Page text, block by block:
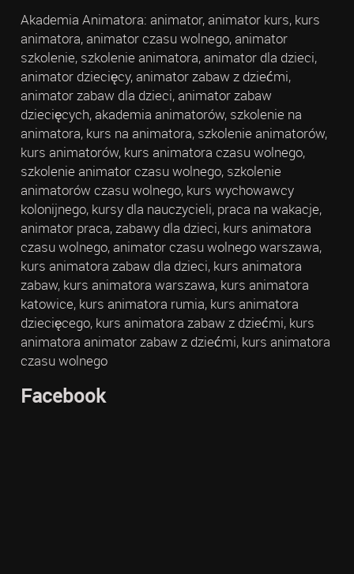
Akademia Animatora: animator, animator kurs, kurs
animatora, animator czasu wolnego, animator
szkolenie, szkolenie animatora, animator dla dzieci,
animator dziecięcy, animator zabaw z dziećmi,
animator zabaw dla dzieci, animator zabaw
dziecięcych, akademia animatorów, szkolenie na
animatora, kurs na animatora, szkolenie animatorów,
kurs animatorów, kurs animatora czasu wolnego,
szkolenie animator czasu wolnego, szkolenie
animatorów czasu wolnego, kurs wychowawcy
kolonijnego, kursy dla nauczycieli, praca na wakacje,
animator praca, zabawy dla dzieci, kurs animatora
czasu wolnego, animator czasu wolnego warszawa,
kurs animatora zabaw dla dzieci, kurs animatora
zabaw, kurs animatora warszawa, kurs animatora
katowice, kurs animatora rumia, kurs animatora
dziecięcego, kurs animatora zabaw z dziećmi, kurs
animatora animator zabaw z dziećmi, kurs animatora
czasu wolnego
Facebook